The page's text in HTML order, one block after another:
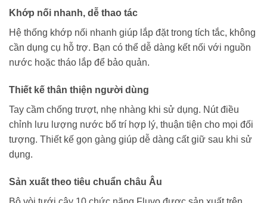
Khớp nối nhanh, dễ thao tác
Hệ thống khớp nối nhanh giúp lắp đặt trong tích tắc, không
cần dụng cụ hỗ trợ. Bạn có thể dễ dàng kết nối với nguồn
nước hoặc tháo lắp để bảo quản.
Thiết kế thân thiện người dùng
Tay cầm chống trượt, nhẹ nhàng khi sử dụng. Nút điều
chỉnh lưu lượng nước bố trí hợp lý, thuận tiện cho mọi đối
tượng. Thiết kế gọn gàng giúp dễ dàng cất giữ sau khi sử
dụng.
Sản xuất theo tiêu chuẩn châu Âu